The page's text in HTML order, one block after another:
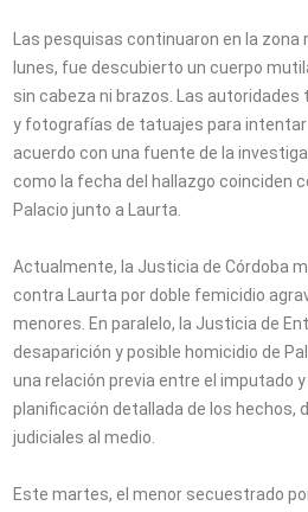
Las pesquisas continuaron en la zona
lunes, fue descubierto un cuerpo
sin cabeza ni brazos. Las autoridades
y fotografías de tatuajes para intentar
acuerdo con una fuente de la
como la fecha del hallazgo coinciden
Palacio junto a Laurta.
Actualmente, la Justicia de Córdoba
contra Laurta por doble femicidio
menores. En paralelo, la Justicia de
desaparición y posible homicidio de
una relación previa entre el imputado
planificación detallada de los hechos,
judiciales al medio.
Este martes, el menor secuestrado